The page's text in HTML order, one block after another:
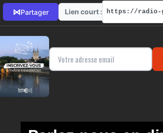
⋈Partager Lien court :